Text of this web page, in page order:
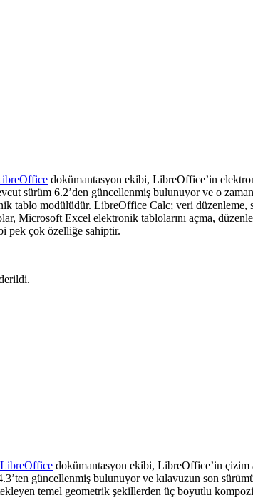
dokümantasyon ekibi, LibreOffice’in
sürüm 6.2’den güncellenmiş bulunuyor ve o
tablo modülüdür. LibreOffice Calc; veri
Microsoft Excel elektronik tablolarını açma,
pek çok özelliğe sahiptir.
LibreOffice dokümantasyon ekibi, LibreOffice’in çizim
güncellenmiş bulunuyor ve kılavuzun son
temel geometrik şekillerden üç boyutlu